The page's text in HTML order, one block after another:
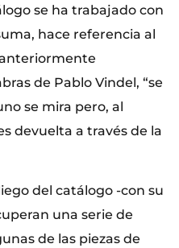
se ha trabajado con
hace referencia al
de Pablo Vindel, “se
se mira pero, al
devuelta a través de la
del catálogo -con su
una serie de
de las piezas de